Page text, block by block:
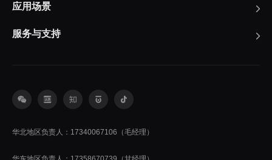
应用场景
服务与支持
华北地区负责人：17340067106（毛经理）